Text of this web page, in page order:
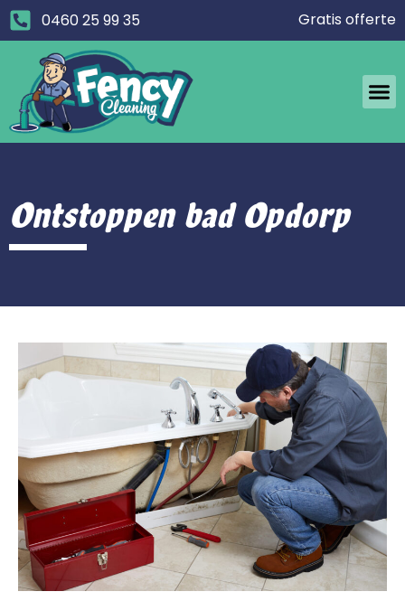
0460 25 99 35 Gratis offerte
Ontstoppen bad Opdorp